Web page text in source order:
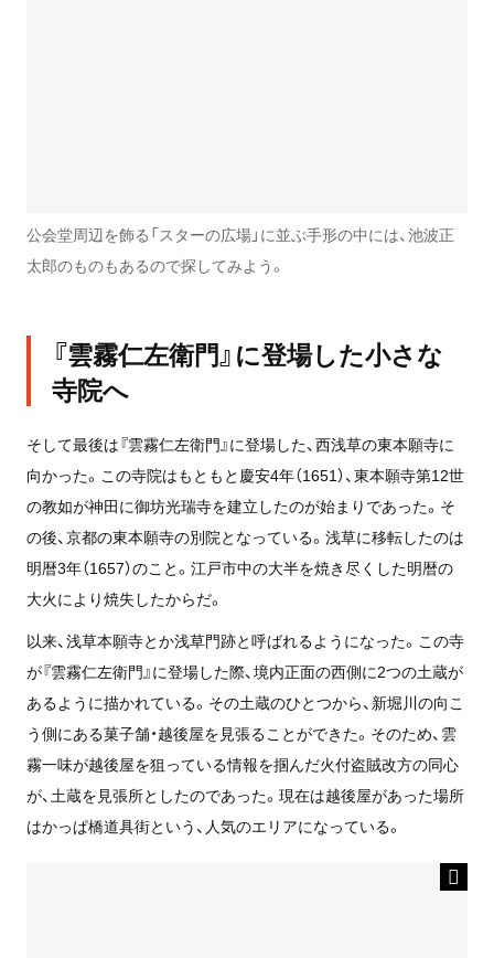
公会堂周辺を飾る「スターの広場」に並ぶ手形の中には、池波正
太郎のものもあるので探してみよう。
『雲霧仁左衛門』に登場した小さな
寺院へ
そして最後は『雲霧仁左衛門』に登場した、西浅草の東本願寺に
向かった。この寺院はもともと慶安4年（1651）、東本願寺第12世
の教如が神田に御坊光瑞寺を建立したのが始まりであった。そ
の後、京都の東本願寺の別院となっている。浅草に移転したのは
明暦3年（1657）のこと。江戸市中の大半を焼き尽くした明暦の
大火により焼失したからだ。
以来、浅草本願寺とか浅草門跡と呼ばれるようになった。この寺
が『雲霧仁左衛門』に登場した際、境内正面の西側に2つの土蔵が
あるように描かれている。その土蔵のひとつから、新堀川の向こ
う側にある菓子舗・越後屋を見張ることができた。そのため、雲
霧一味が越後屋を狙っている情報を掴んだ火付盗賊改方の同心
が、土蔵を見張所としたのであった。現在は越後屋があった場所
はかっぱ橋道具街という、人気のエリアになっている。